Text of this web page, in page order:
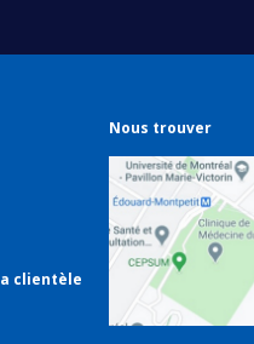
clientèle
Nous trouver